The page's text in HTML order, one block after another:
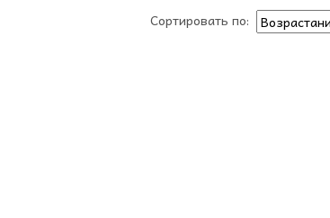
Сортировать по: